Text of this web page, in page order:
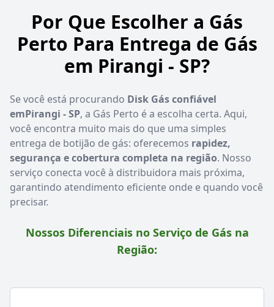
Por Que Escolher a Gás
Perto Para Entrega de Gás
em Pirangi - SP?
Se você está procurando Disk Gás confiável
emPirangi - SP, a Gás Perto é a escolha certa. Aqui,
você encontra muito mais do que uma simples
entrega de botijão de gás: oferecemos rapidez,
segurança e cobertura completa na região. Nosso
serviço conecta você à distribuidora mais próxima,
garantindo atendimento eficiente onde e quando você
precisar.
Nossos Diferenciais no Serviço de Gás na
Região: